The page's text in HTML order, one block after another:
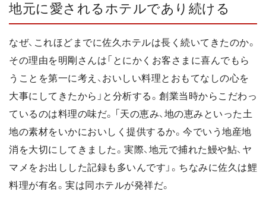
地元に愛されるホテルであり続ける
なぜ、これほどまでに佐久ホテルは長く続いてきたのか。
その理由を明剛さんは「とにかくお客さまに喜んでもら
うことを第一に考え、おいしい料理とおもてなしの心を
大事にしてきたから」と分析する。創業当時からこだわっ
ているのは料理の味だ。「天の恵み、地の恵みといった土
地の素材をいかにおいしく提供するか。今でいう地産地
消を大切にしてきました。実際、地元で捕れた鰻や鮎、ヤ
マメをお出しした記録も多いんです」。ちなみに佐久は鯉
料理が有名。実は同ホテルが発祥だ。